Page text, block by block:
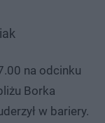
na odcinku
Borka
w bariery.